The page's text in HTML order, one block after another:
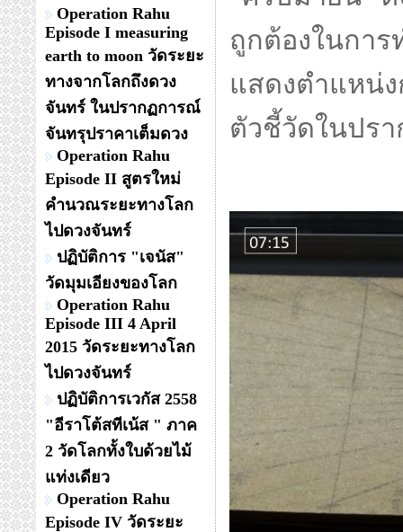
Operation Rahu
Episode I measuring
earth to moon วัดระยะ
ทางจากโลกถึงดวง
จันทร์ ในปรากฏการณ์
จันทรุปราคาเต็มดวง
Operation Rahu
Episode II สูตรใหม่
คำนวณระยะทางโลก
ไปดวงจันทร์
ปฏิบัติการ "เจนัส"
วัดมุมเอียงของโลก
Operation Rahu
Episode III 4 April
2015 วัดระยะทางโลก
ไปดวงจันทร์
ปฏิบัติการเวกัส 2558
"อีราโต้สทีเน้ส " ภาค
2 วัดโลกทั้งใบด้วยไม้
แท่งเดียว
Operation Rahu
Episode IV วัดระยะ
ถูกต้องในการ
แสดงตำแหน่ง
ตัวชี้วัดในปรา